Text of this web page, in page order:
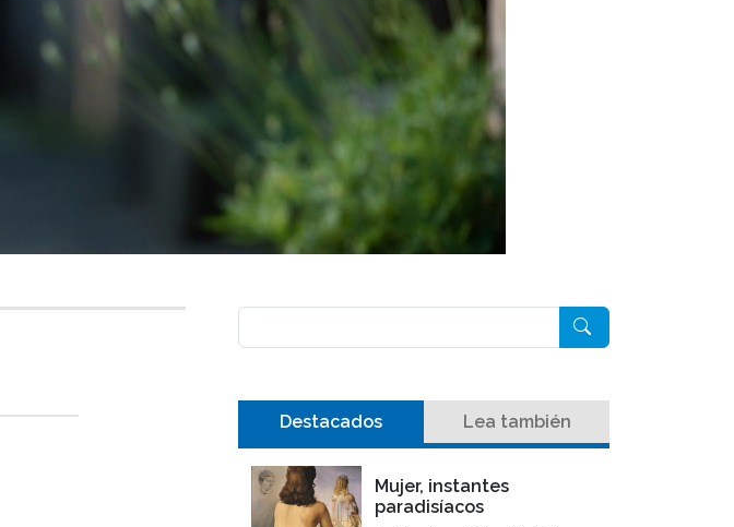
Destacados Lea también
Mujer, instantes
paradisíacos